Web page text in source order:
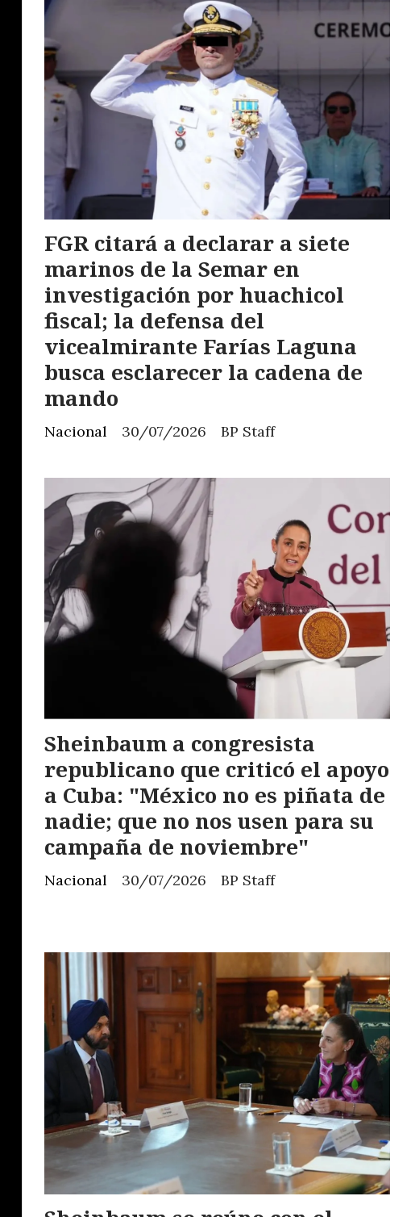
FGR citará a declarar a siete
marinos de la Semar en
investigación por huachicol
fiscal; la defensa del
vicealmirante Farías Laguna
busca esclarecer la cadena de
mando
BP Staff
Nacional 30/07/2026
Sheinbaum a congresista
republicano que criticó el apoyo
a Cuba: "México no es piñata de
nadie; que no nos usen para su
campaña de noviembre"
BP Staff
Nacional 30/07/2026